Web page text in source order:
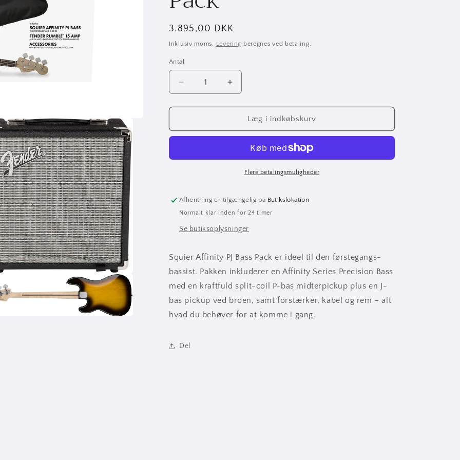
Normalpris
3.895,00 DKK
Inklusiv moms. Levering beregnes ved betaling.
Antal
Antal
Reducer
antallet
for
Series™
PJ
Øg
antallet
for
Affinity
Series™
Bass®
PJ
Pack
Læg i indkøbskurv
Flere betalingsmuligheder
Afhentning er tilgængelig på Butikslokation
Normalt klar inden for 24 timer
Se butiksoplysninger
Squier Affinity PJ Bass Pack er ideel til den førstegangs-
bassist. Pakken inkluderer en Affinity Series Precision Bass
med en kraftfuld split-coil P-bas midterpickup plus en J-
bas pickup ved broen, samt forstærker, kabel og rem – alt
hvad du behøver for at komme i gang.
Del